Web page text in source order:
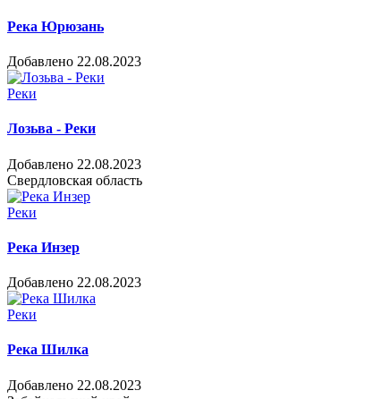
Река Юрюзань
Добавлено 22.08.2023
Реки
Лозьва - Реки
Добавлено 22.08.2023
Свердловская область
Реки
Река Инзер
Добавлено 22.08.2023
Реки
Река Шилка
Добавлено 22.08.2023